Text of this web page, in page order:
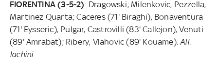
FIORENTINA (3-5-2): Dragowski; Milenkovic, Pezzella,
Martinez Quarta; Caceres (71' Biraghi), Bonaventura
(71' Eysseric), Pulgar, Castrovilli (83' Callejon), Venuti
(89' Amrabat); Ribery, Vlahovic (89' Kouame).All.
Iachini